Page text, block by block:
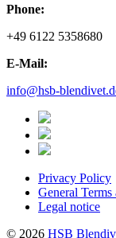
Phone:
+49 6122 5358680
E-Mail:
info@hsb-
Privacy Policy
General
Legal notice
© 2026 HSB